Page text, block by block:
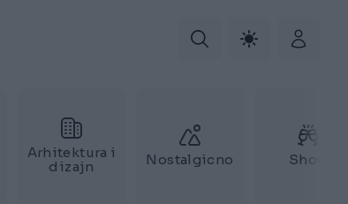
Arhitektura i
dizajn
Nostalgicno Show